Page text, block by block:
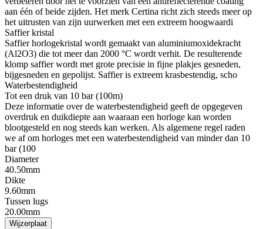
aan één of beide zijden. Het merk Certina richt zich steeds meer op
het uitrusten van zijn uurwerken met een extreem hoogwaardi
Saffier kristal
Saffier horlogekristal wordt gemaakt van aluminiumoxidekracht
(Al2O3) die tot meer dan 2000 °C wordt verhit. De resulterende
klomp saffier wordt met grote precisie in fijne plakjes gesneden,
bijgesneden en gepolijst. Saffier is extreem krasbestendig, scho
Waterbestendigheid
Tot een druk van 10 bar (100m)
Deze informatie over de waterbestendigheid geeft de opgegeven
overdruk en duikdiepte aan waaraan een horloge kan worden
blootgesteld en nog steeds kan werken. Als algemene regel raden
we af om horloges met een waterbestendigheid van minder dan 10
bar (100
Diameter
40.50mm
Dikte
9.60mm
Tussen lugs
20.00mm
Wijzerplaat